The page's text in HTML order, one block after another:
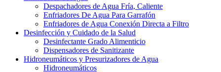
Despachadores de Agua Fría, Caliente
Enfriadores De Agua Para Garrafón
Enfriadores de Agua Conexión Directa a Filtro
Desinfección y Cuidado de la Salud
Desinfectante Grado Alimenticio
Dispensadores de Sanitizante
Hidroneumáticos y Presurizadores de Agua
Hidroneumáticos